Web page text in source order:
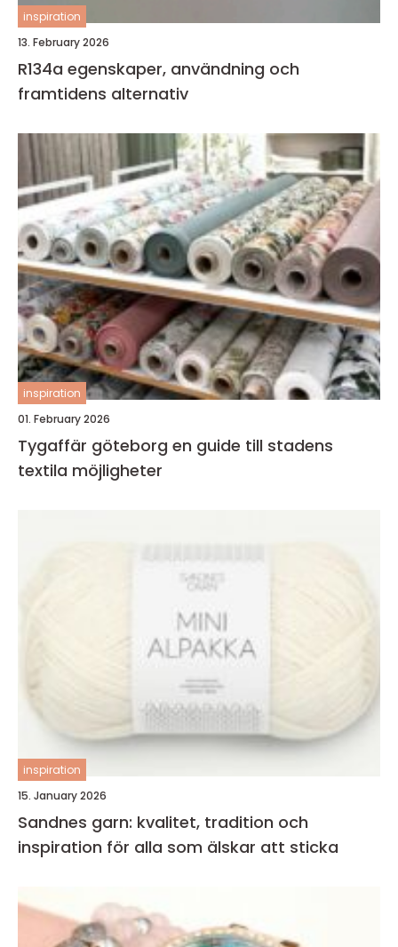
inspiration
13. February 2026
R134a egenskaper, användning och
framtidens alternativ
inspiration
01. February 2026
Tygaffär göteborg en guide till stadens
textila möjligheter
inspiration
15. January 2026
Sandnes garn: kvalitet, tradition och
inspiration för alla som älskar att sticka